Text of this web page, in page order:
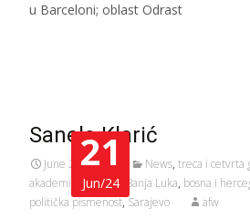
u Barceloni; oblast Odrast
21
Jun/24
Sanela Klarić
June 21, 2024 News, treca i cetvrta
akademija za žene
Banja Luka, bosna i
politička pismenost,Sarajevo afw